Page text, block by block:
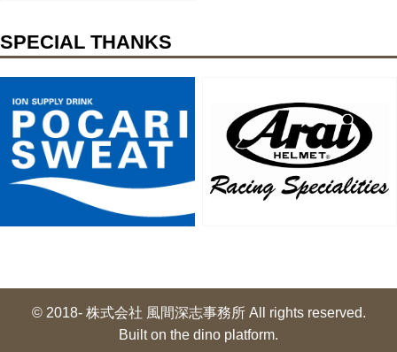
SPECIAL THANKS
© 2018- 株式会社 風間深志事務所 All rights reserved.
Built on the dino platform.